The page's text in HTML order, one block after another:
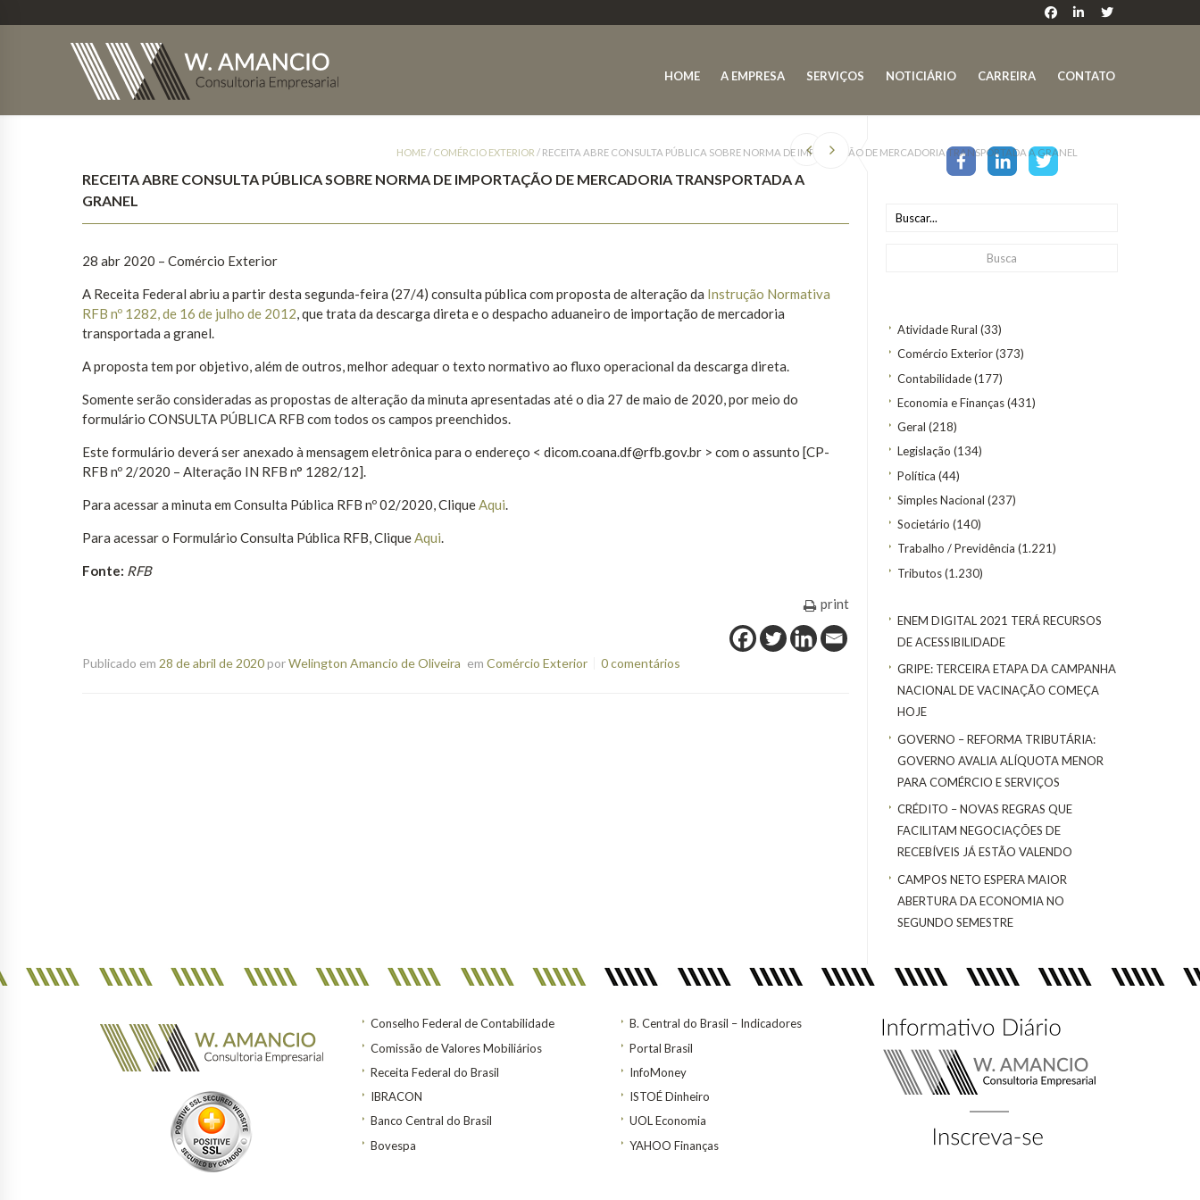
HOME A EMPRESA SERVIÇOS NOTICIÁRIO CARREIRA CONTATO
Atividade Rural (33)
Comércio Exterior(373)
Contabilidade(177)
Economia e Finanças(431)
Geral (218)
Legislação (134)
Política (44)
Simples Nacional (237)
Societário (140)
Trabalho / Previdência (1.221)
Tributos(1.230)
ENEM DIGITAL 2021 TERÁ RECURSOS
DE ACESSIBILIDADE
GRIPE: TERCEIRA ETAPA DA CAMPANHA
NACIONAL DE VACINAÇÃO COMEÇA
HOJE
GOVERNO – REFORMA TRIBUTÁRIA:
GOVERNO AVALIA ALÍQUOTA MENOR
PARA COMÉRCIO E SERVIÇOS
CRÉDITO – NOVAS REGRAS QUE
FACILITAM NEGOCIAÇÕES DE
RECEBÍVEIS JÁ ESTÃO VALENDO
CAMPOS NETO ESPERA MAIOR
ABERTURA DA ECONOMIA NO
SEGUNDO SEMESTRE
HOME/ COMÉRCIO EXTERIOR / RECEITA ABRE CONSULTA PÚBLICA SOBRE NORMA DE IMPORTAÇÃO DE MERCADORIA TRANSPORTADA A GRANEL
RECEITA ABRE CONSULTA PÚBLICA SOBRE NORMA DE IMPORTAÇÃO DE MERCADORIA TRANSPORTADA A
GRANEL
28 abr 2020 – Comércio Exterior
A Receita Federal abriu a partir desta segunda-feira (27/4) consulta pública com proposta de alteração da Instrução Normativa
RFB nº 1282, de 16 de julho de 2012, que trata da descarga direta e o despacho aduaneiro de importação de mercadoria
transportada a granel.
A proposta tem por objetivo, além de outros, melhor adequar o texto normativo ao fluxo operacional da descarga direta.
Somente serão consideradas as propostas de alteração da minuta apresentadas até o dia 27 de maio de 2020, por meio do
formulário CONSULTA PÚBLICA RFB com todos os campos preenchidos.
Este formulário deverá ser anexado à mensagem eletrônica para o endereço < dicom.coana.df@rfb.gov.br > com o assunto [CP-
RFB nº 2/2020 – Alteração IN RFB n° 1282/12].
Para acessar a minuta em Consulta Pública RFB nº 02/2020, CliqueAqui.
Para acessar o Formulário Consulta Pública RFB, CliqueAqui.
Fonte: RFB
print
Publicado em 28 de abril de 2020porWelington Amancio de Oliveira em Comércio Exterior 0 comentários
Conselho Federal de Contabilidade
Comissão de Valores Mobiliários
Receita Federal do Brasil
IBRACON
Banco Central do Brasil
Bovespa
B. Central do Brasil – Indicadores
Portal Brasil
InfoMoney
ISTOÉ Dinheiro
UOL Economia
YAHOO Finanças